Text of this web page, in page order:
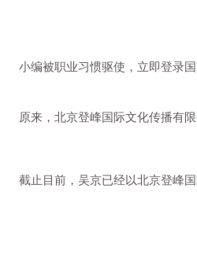
小编被职业习惯驱使，立即登录
原来，北京登峰国际文化传播有
截止目前，吴京已经以北京登峰